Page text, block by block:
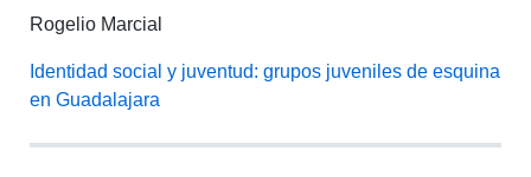
Rogelio Marcial
Identidad social y juventud: grupos juveniles de esquina
en Guadalajara